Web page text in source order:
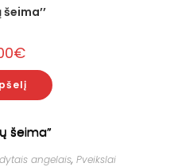
€
angelais, Pveikslai